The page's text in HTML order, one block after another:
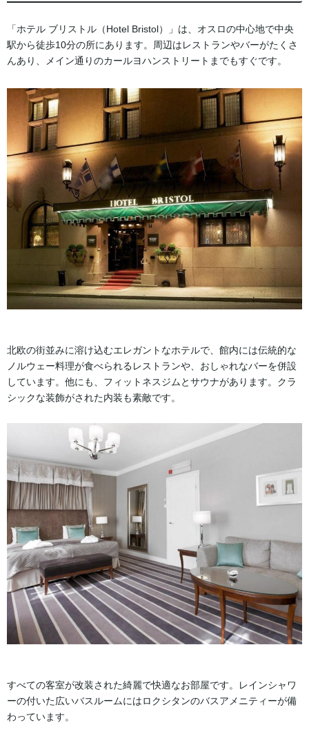
「ホテル ブリストル（Hotel Bristol）」は、オスロの中心地で中央
駅から徒歩10分の所にあります。周辺はレストランやバーがたくさ
んあり、メイン通りのカールヨハンストリートまでもすぐです。
北欧の街並みに溶け込むエレガントなホテルで、館内には伝統的な
ノルウェー料理が食べられるレストランや、おしゃれなバーを併設
しています。他にも、フィットネスジムとサウナがあります。クラ
シックな装飾がされた内装も素敵です。
すべての客室が改装された綺麗で快適なお部屋です。レインシャワ
ーの付いた広いバスルームにはロクシタンのバスアメニティーが備
わっています。